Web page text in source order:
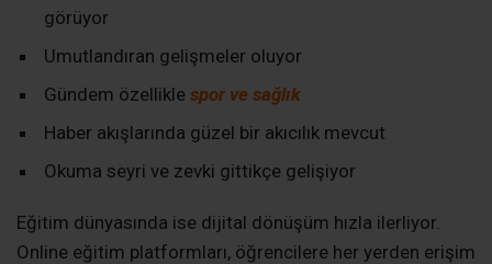
görüyor
Umutlandıran gelişmeler oluyor
Gündem özellikle spor ve sağlık
Haber akışlarında güzel bir akıcılık mevcut
Okuma seyri ve zevki gittikçe gelişiyor
Eğitim dünyasında ise dijital dönüşüm hızla ilerliyor.
Online eğitim platformları, öğrencilere her yerden erişim